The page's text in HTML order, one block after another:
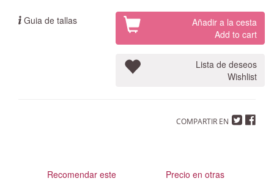
Guia de tallas
Añadir a la cesta
Add to cart
Lista de deseos
Wishlist
COMPARTIR EN
Recomendar este
Precio en otras